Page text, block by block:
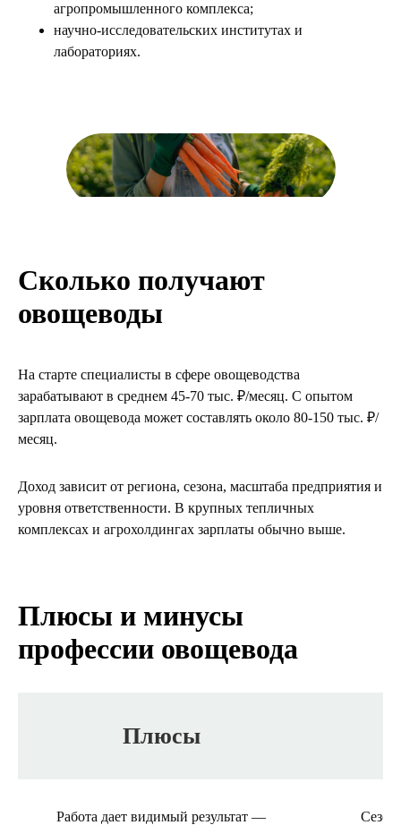
агропромышленного комплекса;
научно-исследовательских институтах и
лабораториях.
Сколько получают
овощеводы
На старте специалисты в сфере овощеводства
зарабатывают в среднем 45-70 тыс. ₽/месяц. С опытом
зарплата овощевода может составлять около 80-150 тыс. ₽/
месяц.
Доход зависит от региона, сезона, масштаба предприятия и
уровня ответственности. В крупных тепличных
комплексах и агрохолдингах зарплаты обычно выше.
Плюсы и минусы
профессии овощевода
Плюсы
Работа дает видимый результат —